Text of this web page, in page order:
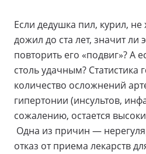
Если дедушка пил, курил,
дожил до ста лет, значит ли
повторить его «подвиг»? А
столь удачным? Статистика
количество осложнений
гипертонии (инсультов,
сожалению, остается
Одна из причин —
отказ от приема лекарств